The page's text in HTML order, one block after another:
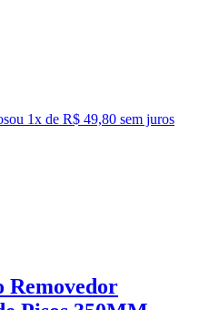
ou 1x de R$ 49,80 sem juros
Removedor